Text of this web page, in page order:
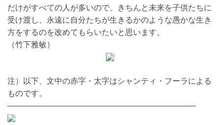
だけがすべての人が多いので、きちんと未来を子供たちに
受け渡し、永遠に自分たちが生きるかのような愚かな生き
方をするのを改めてもらいたいと思います。
（竹下雅敏）
注）以下、文中の赤字・太字はシャンティ・フーラによる
ものです。
――――――――――――――――――――――――